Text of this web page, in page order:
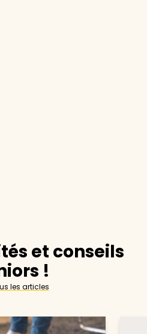
et conseils
!
les articles